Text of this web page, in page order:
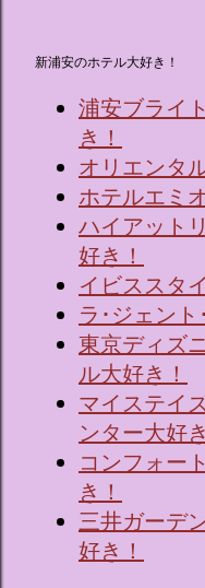
新浦安のホテル大好き！
浦安ブライ
き！
オリエンタ
ホテルエミ
ハイアット
好き！
イビススタ
ラ･ジェント
東京ディズ
ル大好き！
マイステイ
ンター大好
コンフォー
き！
三井ガーデ
好き！